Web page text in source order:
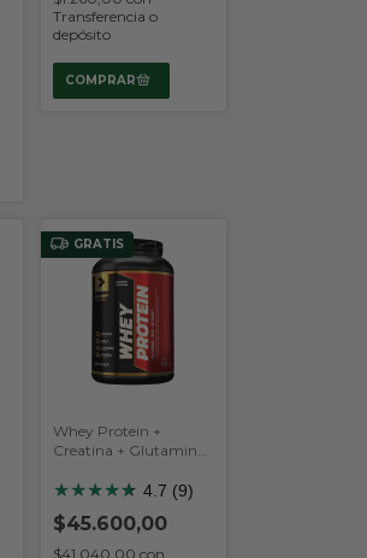
Transferencia o
depósito
GRATIS
Whey Protein +
Creatina + Glutamina
★★★★★
★ 4.7 (9)
$45.600,00
$41.040,00 con